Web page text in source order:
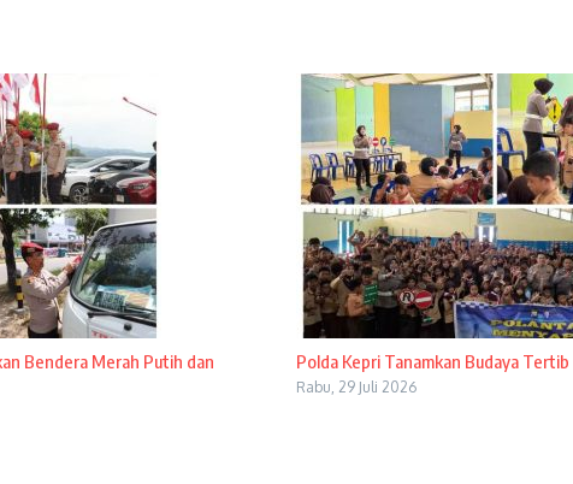
Bendera Merah Putih dan
Polda Kepri Tanamkan Budaya
Rabu, 29 Juli 2026